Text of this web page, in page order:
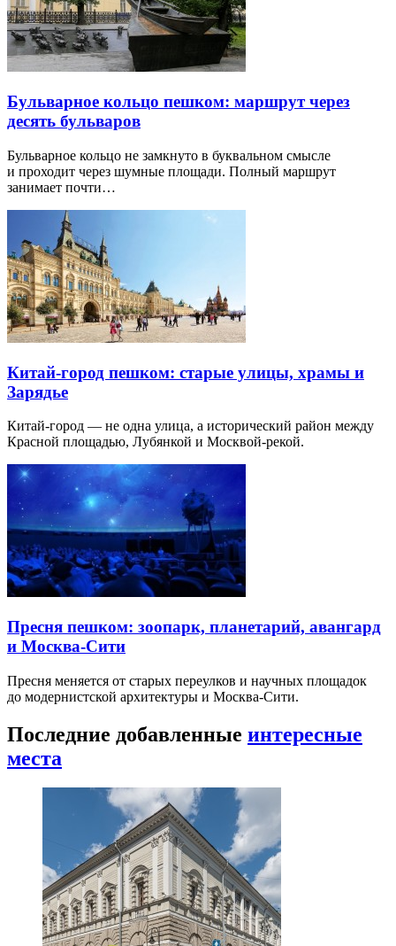
Бульварное кольцо пешком: маршрут через
десять бульваров
Бульварное кольцо не замкнуто в буквальном смысле
и проходит через шумные площади. Полный маршрут
занимает почти…
Китай-город пешком: старые улицы, храмы и
Зарядье
Китай-город — не одна улица, а исторический район между
Красной площадью, Лубянкой и Москвой-рекой.
Пресня пешком: зоопарк, планетарий, авангард
и Москва-Сити
Пресня меняется от старых переулков и научных площадок
до модернистской архитектуры и Москва-Сити.
Последние добавленные интересные
места